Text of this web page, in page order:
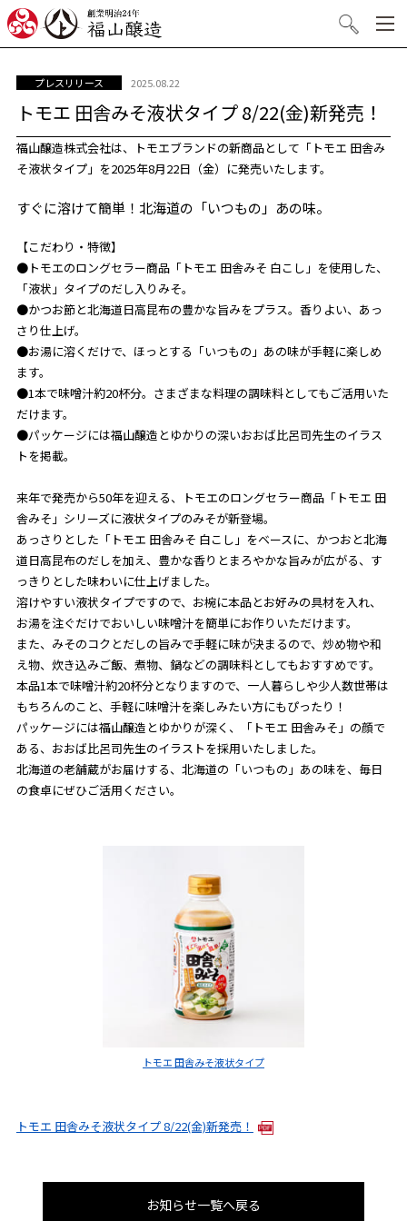
検索
プレスリリース 2025.08.22
トモエ 田舎みそ液状タイプ 8/22(金)新発売！
福山醸造株式会社は、トモエブランドの新商品として「トモエ 田舎み
そ液状タイプ」を2025年8月22日（金）に発売いたします。
すぐに溶けて簡単！北海道の「いつもの」あの味。
【こだわり・特徴】
●トモエのロングセラー商品「トモエ 田舎みそ 白こし」を使用した、
「液状」タイプのだし入りみそ。
●かつお節と北海道日高昆布の豊かな旨みをプラス。香りよい、あっ
さり仕上げ。
●お湯に溶くだけで、ほっとする「いつもの」あの味が手軽に楽しめ
ます。
●1本で味噌汁約20杯分。さまざまな料理の調味料としてもご活用いた
だけます。
●パッケージには福山醸造とゆかりの深いおおば比呂司先生のイラス
トを掲載。
来年で発売から50年を迎える、トモエのロングセラー商品「トモエ 田
舎みそ」シリーズに液状タイプのみそが新登場。
あっさりとした「トモエ 田舎みそ 白こし」をベースに、かつおと北海
道日高昆布のだしを加え、豊かな香りとまろやかな旨みが広がる、す
っきりとした味わいに仕上げました。
溶けやすい液状タイプですので、お椀に本品とお好みの具材を入れ、
お湯を注ぐだけでおいしい味噌汁を簡単にお作りいただけます。
また、みそのコクとだしの旨みで手軽に味が決まるので、炒め物や和
え物、炊き込みご飯、煮物、鍋などの調味料としてもおすすめです。
本品1本で味噌汁約20杯分となりますので、一人暮らしや少人数世帯は
もちろんのこと、手軽に味噌汁を楽しみたい方にもぴったり！
パッケージには福山醸造とゆかりが深く、「トモエ 田舎みそ」の顔で
ある、おおば比呂司先生のイラストを採用いたしました。
北海道の老舗蔵がお届けする、北海道の「いつもの」あの味を、毎日
の食卓にぜひご活用ください。
トモエ 田舎みそ液状タイプ
トモエ 田舎みそ液状タイプ 8/22(金)新発売！
お知らせ一覧へ戻る